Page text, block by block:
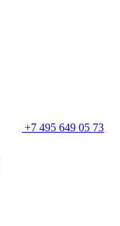
+7 495 649 05 73